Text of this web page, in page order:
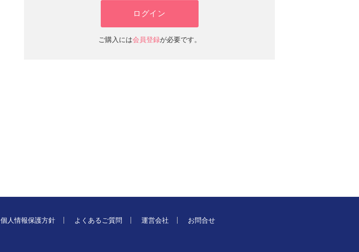
ログイン
ご購入には会員登録が必要です。
個人情報保護方針 よくあるご質問 運営会社 お問合せ